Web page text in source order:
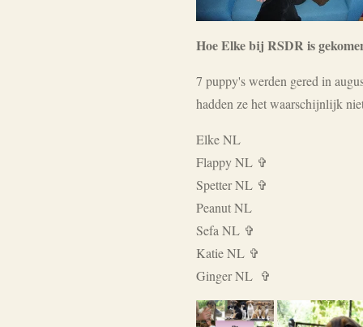
Hoe Elke bij RSDR is
7 puppy's werden gered in
hadden ze het waarschijnlijk
Elke NL
Flappy NL ✞
Spetter NL ✞
Peanut NL
Sefa NL ✞
Katie NL ✞
Ginger NL ✞